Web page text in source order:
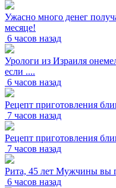
Ужасно много денег
месяце!
6 часов назад
Урологи из Израиля
если ....
6 часов назад
Рецепт приготовления
7 часов назад
Рецепт приготовления
7 часов назад
Рита, 45 лет Мужчины вы
6 часов назад